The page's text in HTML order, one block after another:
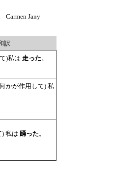
Carmen Jany
訳
)私は 走った 。
かが作用して) 私
私は 踊った 。